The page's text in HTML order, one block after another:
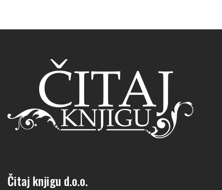
Čitaj knjigu d.o.o.